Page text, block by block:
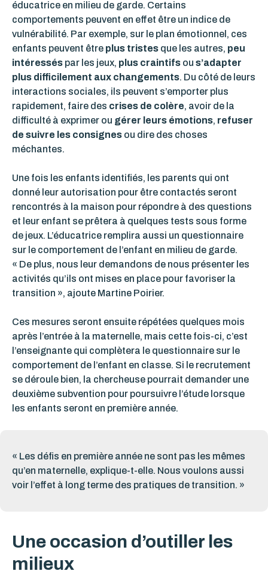
éducatrice en milieu de garde. Certains
comportements peuvent en effet être un indice de
vulnérabilité. Par exemple, sur le plan émotionnel, ces
enfants peuvent être plus tristes que les autres, peu
intéressés par les jeux, plus craintifs ou s’adapter
plus difficilement aux changements. Du côté de leurs
interactions sociales, ils peuvent s’emporter plus
rapidement, faire des crises de colère, avoir de la
difficulté à exprimer ou gérer leurs émotions, refuser
de suivre les consignes ou dire des choses
méchantes.
Une fois les enfants identifiés, les parents qui ont
donné leur autorisation pour être contactés seront
rencontrés à la maison pour répondre à des questions
et leur enfant se prêtera à quelques tests sous forme
de jeux. L’éducatrice remplira aussi un questionnaire
sur le comportement de l’enfant en milieu de garde.
« De plus, nous leur demandons de nous présenter les
activités qu’ils ont mises en place pour favoriser la
transition », ajoute Martine Poirier.
Ces mesures seront ensuite répétées quelques mois
après l’entrée à la maternelle, mais cette fois-ci, c’est
l’enseignante qui complètera le questionnaire sur le
comportement de l’enfant en classe. Si le recrutement
se déroule bien, la chercheuse pourrait demander une
deuxième subvention pour poursuivre l’étude lorsque
les enfants seront en première année.
« Les défis en première année ne sont pas les mêmes
qu’en maternelle, explique-t-elle. Nous voulons aussi
voir l’effet à long terme des pratiques de transition. »
Une occasion d’outiller les
milieux